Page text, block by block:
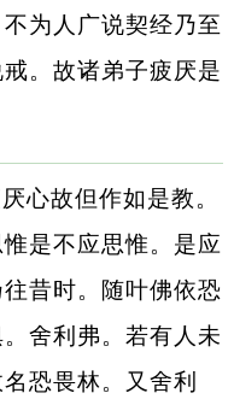
为人广说契经乃至
。故诸弟子疲厌是
心故但作如是教。
是不应思惟。是应
昔时。随叶佛依恐
舍利弗。若有人未
恐畏林。又舍利